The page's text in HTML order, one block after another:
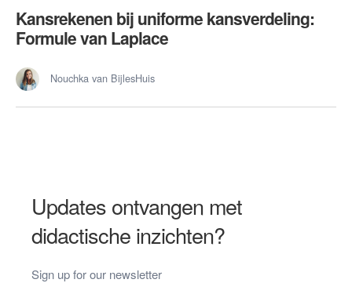
Kansrekenen bij uniforme kansverdeling:
Formule van Laplace
Nouchka van BijlesHuis
Updates ontvangen met
didactische inzichten?
Sign up for our newsletter